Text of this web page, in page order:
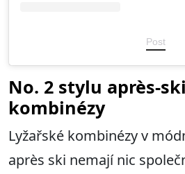
Post
No. 2 stylu après-
kombinézy
Lyžařské kombinézy v
après ski nemají nic